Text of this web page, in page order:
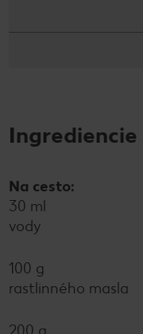
Ingrediencie
Na cesto:
30 ml
vody
100 g
rastlinného masla
200 g